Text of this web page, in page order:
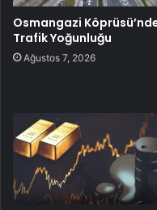
Osmangazi
Trafik Yoğunluğu
Ağustos 7, 2026